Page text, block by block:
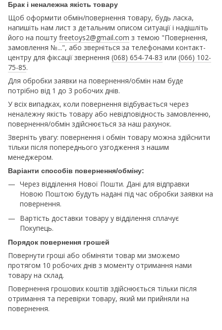
Брак і неналежна якість товару
Щоб оформити обмін/повернення товару, будь ласка,
напишіть нам лист з детальним описом ситуації і надішліть
його на пошту freetoys2@gmail.com з темою "Повернення,
замовлення №...", або зверніться за телефонами контакт-
центру для фіксації звернення (068) 654-74-83 или (066) 102-
75-85.
Для обробки заявки на повернення/обмін нам буде
потрібно від 1 до 3 робочих днів.
У всіх випадках, коли повернення відбувається через
неналежну якість товару або невідповідность замовленню,
повернення/обмін здійснюється за наш рахунок.
Зверніть увагу: повернення і обмін товару можна здійснити
тільки після попереднього узгодження з нашим
менеджером.
Варіанти способів повернення/обміну:
Через відділення Нової Пошти. Дані для відправки
Новою Поштою будуть надані під час обробки заявки на
повернення.
Вартість доставки товару у відділення сплачує
Покупець.
Порядок повернення грошей
Повернути гроші або обміняти товар ми зможемо
протягом 10 робочих днів з моменту отримання нами
товару на склад.
Повернення грошових коштів здійснюється тільки після
отримання та перевірки товару, який ми прийняли на
повернення.